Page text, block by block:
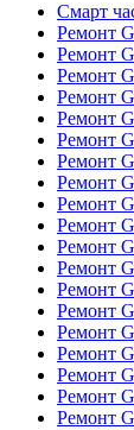
Смарт
Ремонт
Ремонт
Ремонт
Ремонт
Ремонт
Ремонт
Ремонт
Ремонт
Ремонт
Ремонт
Ремонт
Ремонт
Ремонт
Ремонт
Ремонт
Ремонт
Ремонт
Ремонт
Ремонт